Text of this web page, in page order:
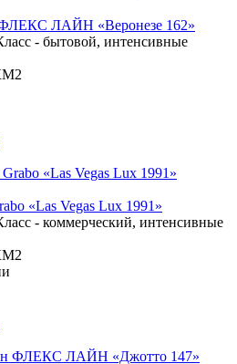
ЛАЙН «Веронезе 162»
- бытовой, интенсивные
«Las Vegas Lux 1991»
- коммерческий, интенсивные